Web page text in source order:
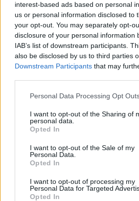
interest-based ads based on personal
us or personal information disclosed to
your opt-out. You may separately opt-
disclosure of your personal information
IAB’s list of downstream participants.
also be disclosed by us to third parties
Downstream Participants that may
Please note that this website/app uses
not limited to your visit or usage
grant or deny consent to Google and its
use your data for below specified
consent section.
Personal Data Processing Opt
I want to opt-out of the Sharing of
personal data.
Opted In
I want to opt-out of the Sale of my
Personal Data.
Opted In
I want to opt-out of processing my
Personal Data for Targeted
Opted In